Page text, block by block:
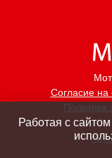
Согласие на
Политика
Работая с